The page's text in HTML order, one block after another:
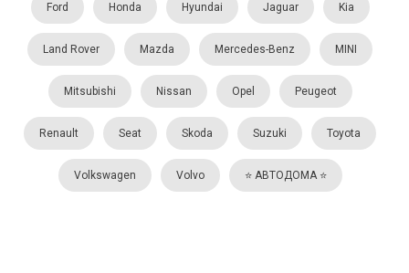
Ford Honda Hyundai Jaguar Kia
Land Rover Mazda Mercedes-Benz MINI
Mitsubishi Nissan Opel Peugeot
Renault Seat Skoda Suzuki Toyota
Volkswagen Volvo ⭐️ АВТОДОМА ⭐️